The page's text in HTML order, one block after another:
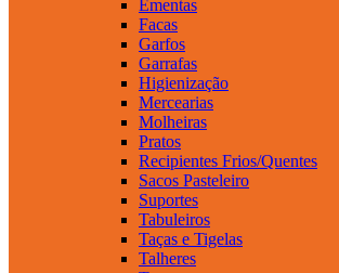
Ementas
Facas
Garfos
Garrafas
Higienização
Mercearias
Molheiras
Pratos
Recipientes Frios/Quentes
Sacos Pasteleiro
Suportes
Tabuleiros
Taças e Tigelas
Talheres